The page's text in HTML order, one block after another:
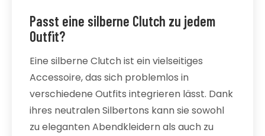
Passt eine silberne Clutch zu jedem
Outfit?
Eine silberne Clutch ist ein vielseitiges
Accessoire, das sich problemlos in
verschiedene Outfits integrieren lässt. Dank
ihres neutralen Silbertons kann sie sowohl
zu eleganten Abendkleidern als auch zu